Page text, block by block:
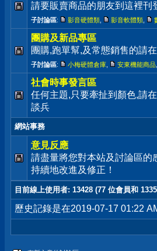
請要販賣商品的朋友到這裡刊
子討論區: 影音硬體類 影音軟體類
團購及新品專區
團購,跑單幫,及常態銷售的請
子討論區: 小梅硬體倉庫 安東機能商品
社會時事發言區
任何主題,只要牽扯到顏色,請
談兵
網站事務
意見反應
請盡量將您對本站及討論區的
持續地改進及修正！
目前線上使用者: 13428 (77 位會員和
歷史記錄是在2019-07-17 01:22